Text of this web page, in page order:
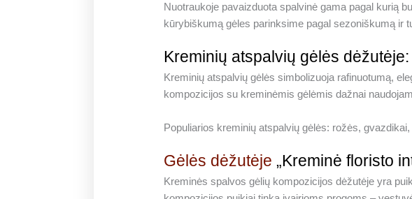
Nuotraukoje pavaizduota spalvinė gama pagal kurią
kūrybiškumą gėles parinksime pagal sezoniškumą ir
Kreminių atspalvių gėlės dėžutėje:
Kreminių atspalvių gėlės simbolizuoja rafinuotumą,
kompozicijos su kreminėmis gėlėmis dažnai
Populiarios kreminių atspalvių gėlės: rožės,
Gėlės dėžutėje „Kreminė floristo
Kreminės spalvos gėlių kompozicijos dėžutėje yra